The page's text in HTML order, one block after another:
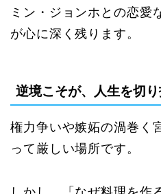
ミン・ジョンホとの恋愛
が心に深く残ります。
逆境こそが、人生を切
権力争いや嫉妬の渦巻く
って厳しい場所です。